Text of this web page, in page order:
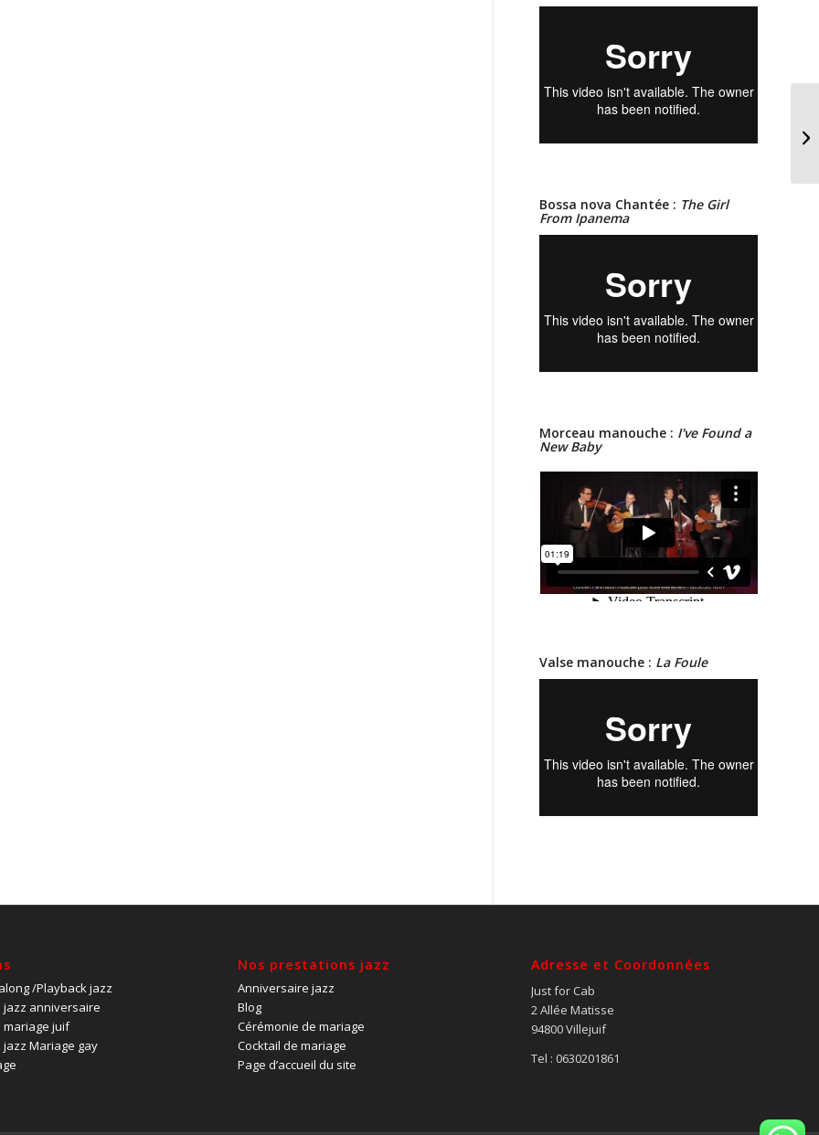
Bossa nova Chantée : The Girl
From Ipanema
Morceau manouche : I've Found a
New Baby
Valse manouche : La Foule
/Playback jazz
jazz anniversaire
mariage juif
Mariage gay
Nos prestations jazz
Anniversaire jazz
Blog
Cérémonie de mariage
Cocktail de mariage
Page d’accueil du site
Adresse et Coordonnées
Just for Cab
2 Allée Matisse
94800 Villejuif
Tel : 0630201861